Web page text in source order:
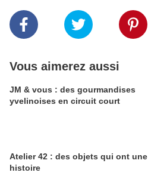
Vous aimerez aussi
JM & vous : des gourmandises
yvelinoises en circuit court
Atelier 42 : des objets qui ont une
histoire